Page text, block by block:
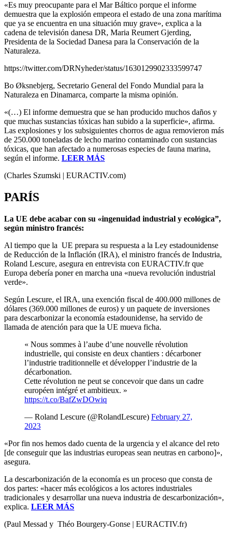
«Es muy preocupante para el Mar Báltico porque el informe
demuestra que la explosión empeora el estado de una zona marítima
que ya se encuentra en una situación muy grave», explica a la
cadena de televisión danesa DR, Maria Reumert Gjerding,
Presidenta de la Sociedad Danesa para la Conservación de la
Naturaleza.
https://twitter.com/DRNyheder/status/1630129902333599747
Bo Øksnebjerg, Secretario General del Fondo Mundial para la
Naturaleza en Dinamarca, comparte la misma opinión.
«(…) El informe demuestra que se han producido muchos daños y
que muchas sustancias tóxicas han subido a la superficie», afirma.
Las explosiones y los subsiguientes chorros de agua removieron más
de 250.000 toneladas de lecho marino contaminado con sustancias
tóxicas, que han afectado a numerosas especies de fauna marina,
según el informe. LEER MÁS
(Charles Szumski | EURACTIV.com)
PARÍS
La UE debe acabar con su «ingenuidad industrial y ecológica”,
según ministro francés:
Al tiempo que la UE prepara su respuesta a la Ley estadounidense
de Reducción de la Inflación (IRA), el ministro francés de Industria,
Roland Lescure, asegura en entrevista con EURACTIV.fr que
Europa debería poner en marcha una «nueva revolución industrial
verde».
Según Lescure, el IRA, una exención fiscal de 400.000 millones de
dólares (369.000 millones de euros) y un paquete de inversiones
para descarbonizar la economía estadounidense, ha servido de
llamada de atención para que la UE mueva ficha.
« Nous sommes à l’aube d’une nouvelle révolution
industrielle, qui consiste en deux chantiers : décarboner
l’industrie traditionnelle et développer l’industrie de la
décarbonation.
Cette révolution ne peut se concevoir que dans un cadre
européen intégré et ambitieux. »
https://t.co/BafZwDOwiq
— Roland Lescure (@RolandLescure) February 27,
2023
«Por fin nos hemos dado cuenta de la urgencia y el alcance del reto
[de conseguir que las industrias europeas sean neutras en carbono]»,
asegura.
La descarbonización de la economía es un proceso que consta de
dos partes: «hacer más ecológicos a los actores industriales
tradicionales y desarrollar una nueva industria de descarbonización»,
explica. LEER MÁS
(Paul Messad y Théo Bourgery-Gonse | EURACTIV.fr)